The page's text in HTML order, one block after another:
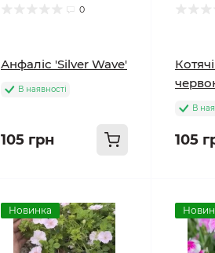
0
Анфаліс 'Silver Wave'
В наявності
105 грн
В
105
Новинка